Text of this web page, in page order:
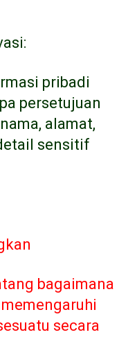
pribadi
persetujuan
alamat,
sensitif
bagaimana
secara